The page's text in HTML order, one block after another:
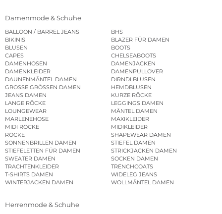
Damenmode & Schuhe
BALLOON / BARREL JEANS
BHS
BIKINIS
BLAZER FÜR DAMEN
BLUSEN
BOOTS
CAPES
CHELSEABOOTS
DAMENHOSEN
DAMENJACKEN
DAMENKLEIDER
DAMENPULLOVER
DAUNENMÄNTEL DAMEN
DIRNDLBLUSEN
GROSSE GRÖSSEN DAMEN
HEMDBLUSEN
JEANS DAMEN
KURZE RÖCKE
LANGE RÖCKE
LEGGINGS DAMEN
LOUNGEWEAR
MÄNTEL DAMEN
MARLENEHOSE
MAXIKLEIDER
MIDI RÖCKE
MIDIKLEIDER
RÖCKE
SHAPEWEAR DAMEN
SONNENBRILLEN DAMEN
STIEFEL DAMEN
STIEFELETTEN FÜR DAMEN
STRICKJACKEN DAMEN
SWEATER DAMEN
SOCKEN DAMEN
TRACHTENKLEIDER
TRENCHCOATS
T-SHIRTS DAMEN
WIDELEG JEANS
WINTERJACKEN DAMEN
WOLLMÄNTEL DAMEN
Herrenmode & Schuhe